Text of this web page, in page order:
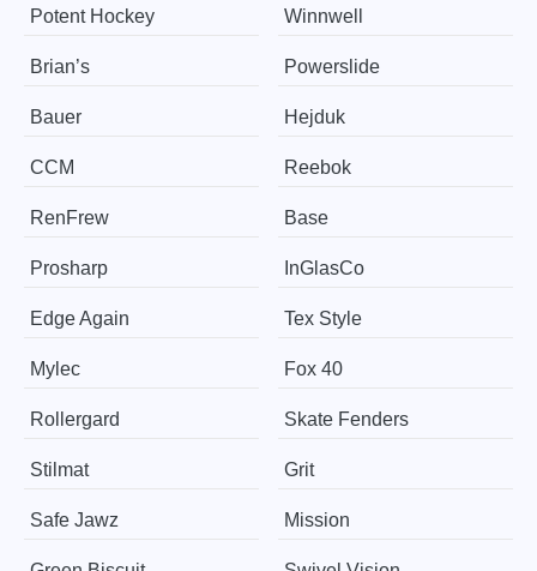
Potent Hockey Winnwell
Brian’s Powerslide
Bauer Hejduk
CCM Reebok
RenFrew Base
Prosharp InGlasCo
Edge Again Tex Style
Mylec Fox 40
Rollergard Skate Fenders
Stilmat Grit
Safe Jawz Mission